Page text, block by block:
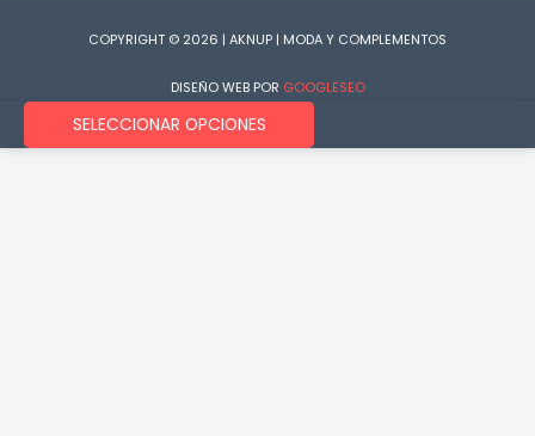
COPYRIGHT © 2026 | AKNUP | MODA Y COMPLEMENTOS
DISEÑO WEB POR GOOGLESEO
SELECCIONAR OPCIONES